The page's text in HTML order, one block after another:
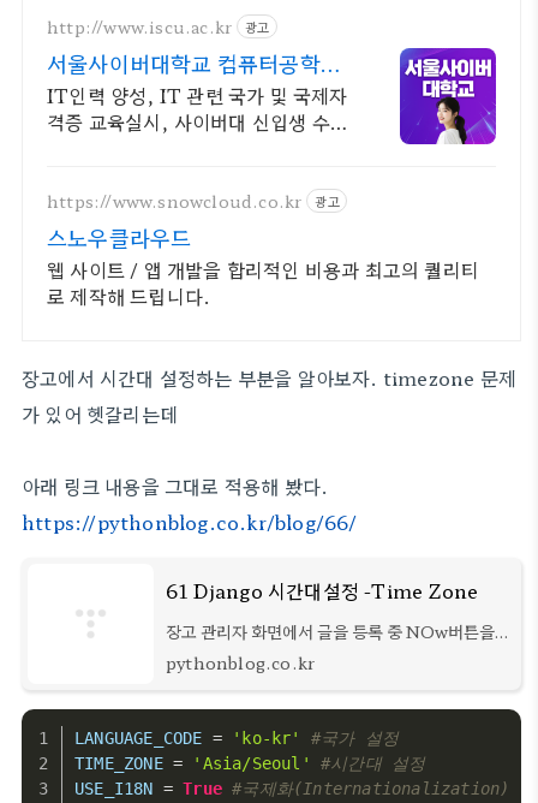
http://www.iscu.ac.kr 광고
서울사이버대학교 컴퓨터공학과
2026 가을학기 신편입생
IT인력 양성, IT 관련 국가 및 국제자
격증 교육실시, 사이버대 신입생 수 1
https://www.snowcloud.co.kr 광고
스노우클라우드
웹 사이트 / 앱 개발을 합리적인 비용과 최고의 퀄리티
로 제작해 드립니다.
장고에서 시간대 설정하는 부분을 알아보자. timezone 문제
가 있어 헷갈리는데
아래 링크 내용을 그대로 적용해 봤다.
https://pythonblog.co.kr/blog/66/
61 Django 시간대설정 -Time Zone
장고 관리자 화면에서 글을 등록 중 NOw버튼을
누르니 한국시간과 9시간 정도 차이가 있네요.
(UTC) 시간 설정은 셋팅 파일에서 할 수 있습니
다.
pythonblog.co.kr
LANGUAGE_CODE = 'ko-kr'
#국가 설정
TIME_ZONE = 'Asia/Seoul'
#시간대 설정
USE_I18N = True #국제화(Internationalization)